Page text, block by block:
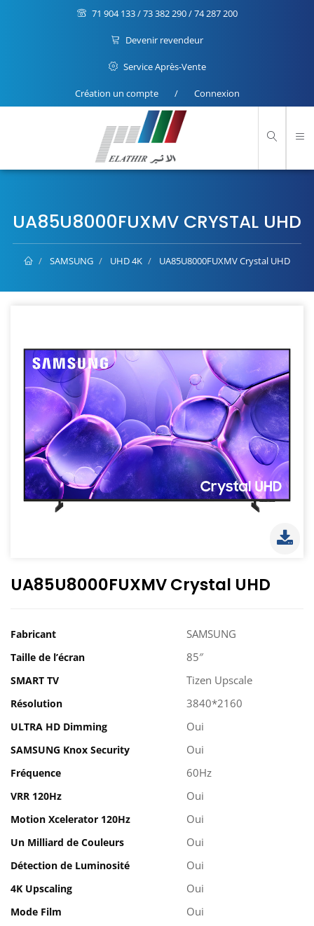
71 904 133 / 73 382 290 / 74 287 200
Devenir revendeur
Service Après-Vente
Création un compte / Connexion
UA85U8000FUXMV CRYSTAL UHD
SAMSUNG UHD 4K UA85U8000FUXMV Crystal UHD
UA85U8000FUXMV Crystal UHD
Fabricant SAMSUNG
Taille de l’écran 85″
SMART TV Tizen Upscale
Résolution 3840*2160
ULTRA HD Dimming Oui
SAMSUNG Knox Security Oui
Fréquence 60Hz
VRR 120Hz Oui
Motion Xcelerator 120Hz Oui
Un Milliard de Couleurs Oui
Détection de Luminosité Oui
4K Upscaling Oui
Mode Film Oui